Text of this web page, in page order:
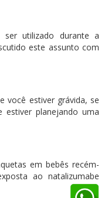
ser utilizado durante a
este assunto com
você estiver grávida, se
estiver planejando uma
em bebês recém-
ao natalizumabe